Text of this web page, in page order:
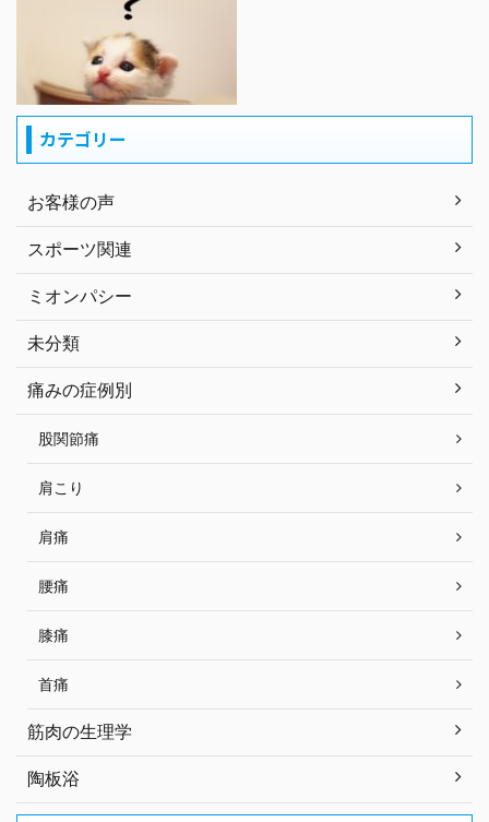
カテゴリー
お客様の声
スポーツ関連
ミオンパシー
未分類
痛みの症例別
股関節痛
肩こり
肩痛
腰痛
膝痛
首痛
筋肉の生理学
陶板浴